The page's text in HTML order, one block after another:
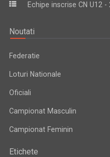
Echipe inscrise CN U12 -
Noutati
Federatie
Loturi Nationale
Oficiali
Campionat Masculin
Campionat Feminin
Etichete